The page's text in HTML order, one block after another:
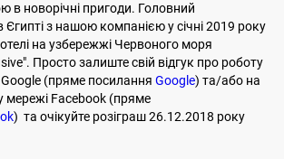
в новорічні пригоди. Головний
Єгипті з нашою компанією у січні 2019 року
на узбережжі Червоного моря
Просто залиште свій відгук про роботу
Google (пряме посилання Google) та/або на
мережі Facebook (пряме
) та очікуйте розіграш 26.12.2018 року